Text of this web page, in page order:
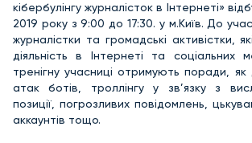
кібербулінгу журналісток в Інтернеті»
2019 року з 9:00 до 17:30. у м.Київ. До
журналістки та громадські активістки,
діяльність в Інтернеті та соціальних
тренігну учасниці отримують поради, як
атак ботів, троллінгу у зв’язку з
позиції, погрозливих повідомлень,
аккаунтів тощо.